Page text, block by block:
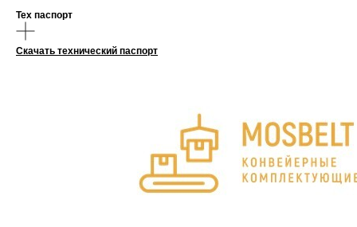
Тех паспорт
Скачать технический паспорт